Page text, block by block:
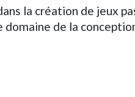
la création de jeux
domaine de la